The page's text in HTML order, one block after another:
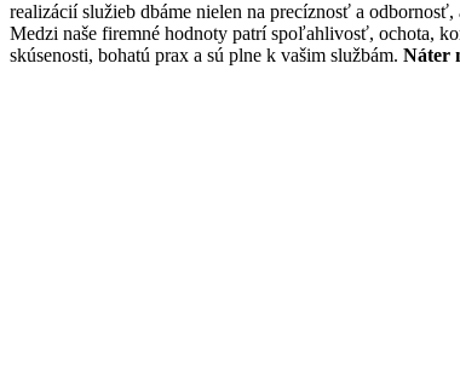
realizácií služieb dbáme nielen na precíznosť a
Medzi naše firemné hodnoty patrí spoľahlivosť, ochota,
skúsenosti, bohatú prax a sú plne k vašim službám. Náter